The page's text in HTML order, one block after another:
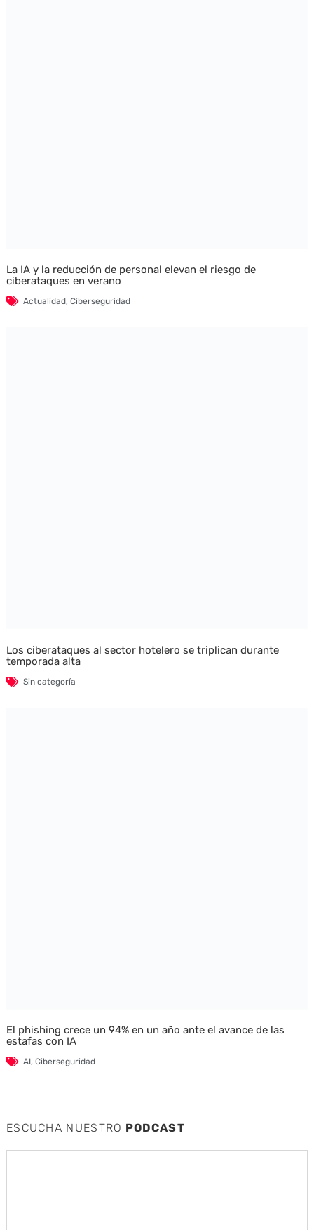
La IA y la reducción de personal elevan el riesgo de
ciberataques en verano
Actualidad, Ciberseguridad
Los ciberataques al sector hotelero se triplican durante
temporada alta
Sin categoría
El phishing crece un 94% en un año ante el avance de las
estafas con IA
AI, Ciberseguridad
ESCUCHA NUESTRO PODCAST